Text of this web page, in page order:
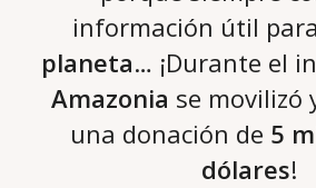
información útil para
planeta… ¡Durante el
Amazonia se movilizó
una donación de 5
dólares!